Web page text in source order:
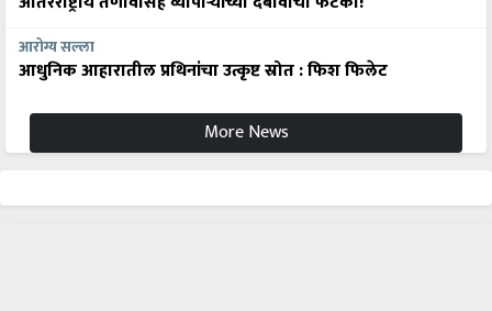
आरोग्य सल्ला
आधुनिक आहारातील प्रथिनांचा उत्कृष्ट स्रोत : फिश फिलेट
More News